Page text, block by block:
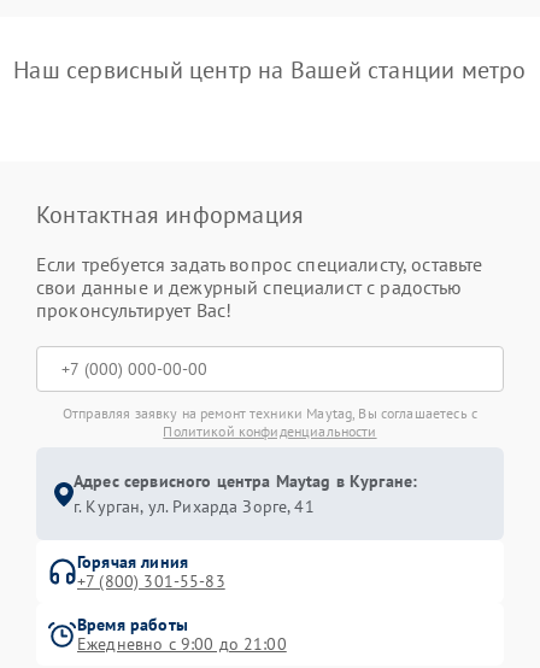
Наш сервисный центр на Вашей станции метро
Контактная информация
Если требуется задать вопрос специалисту, оставьте
свои данные и дежурный специалист с радостью
проконсультирует Вас!
Отправляя заявку на ремонт техники Maytag, Вы соглашаетесь с
Политикой конфиденциальности
Адрес сервисного центра Maytag в Кургане:
г. Курган, ул. Рихарда Зорге, 41
Горячая линия
+7 (800) 301-55-83
Время работы
Ежедневно с 9:00 до 21:00